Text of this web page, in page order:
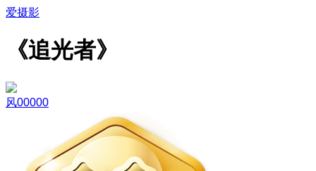
爱摄影
《追光者》
风00000